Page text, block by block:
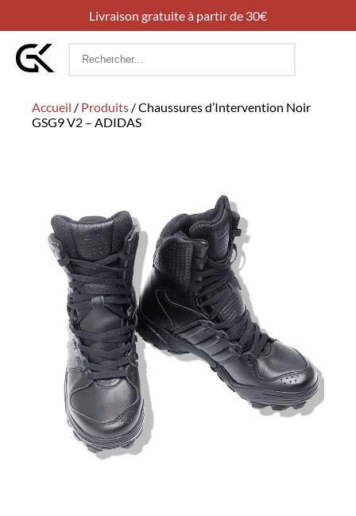
Livraison gratuite à partir de 30€
Rechercher
Accueil / Produits /Chaussures d’Intervention Noir
GSG9 V2 – ADIDAS